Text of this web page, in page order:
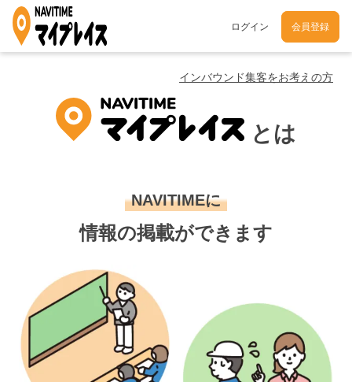
ログイン 会員登録
インバウンド集客をお考えの方
とは
NAVITIMEに
情報の掲載ができます